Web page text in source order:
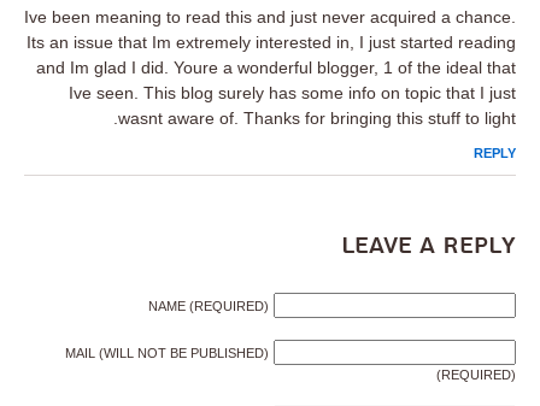
Ive been meaning to read this and just never acquired a chance.
Its an issue that Im extremely interested in, I just started reading
and Im glad I did. Youre a wonderful blogger, 1 of the ideal that
Ive seen. This blog surely has some info on topic that I just
wasnt aware of. Thanks for bringing this stuff to light.
REPLY
Leave a Reply
NAME (REQUIRED)
MAIL (WILL NOT BE PUBLISHED)
(REQUIRED)